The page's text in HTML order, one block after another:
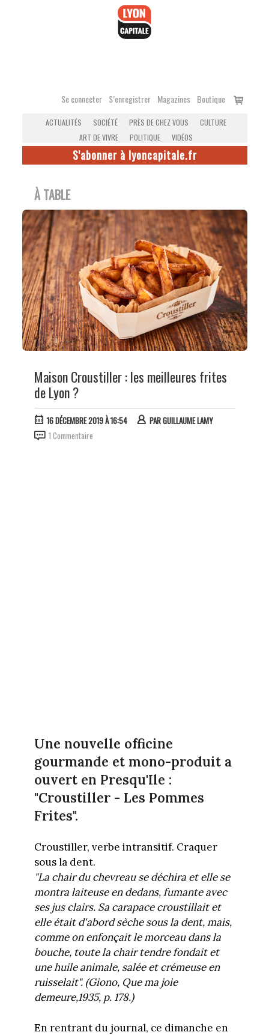
Se connecter S’enregistrer Magazines Boutique
Voir
ACTUALITÉS SOCIÉTÉ PRÈS DE CHEZ VOUS
CULTURE
ART DE VIVRE
POLITIQUE VIDÉOS
S'abonner à lyoncapitale.fr
À TABLE
Maison Croustiller : les meilleures frites
de Lyon ?
16 DÉCEMBRE 2019 À 16:54 PARGUILLAUME LAMY
1 Commentaire
Une nouvelle officine
gourmande et mono-produit a
ouvert en Presqu'Ile :
"Croustiller - Les Pommes
Frites".
Croustiller, verbe intransitif. Craquer
sous la dent.
"La chair du chevreau se déchira et elle se
montra laiteuse en dedans, fumante avec
ses jus clairs. Sa carapace croustillait et
elle était d'abord sèche sous la dent, mais,
comme on enfonçait le morceau dans la
bouche, toute la chair tendre fondait et
une huile animale, salée et crémeuse en
ruisselait". (Giono, Que ma joie
demeure,1935, p. 178.)
En rentrant du journal, ce dimanche en